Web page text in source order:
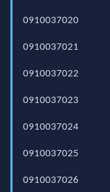
0910037020
0910037021
0910037022
0910037023
0910037024
0910037025
0910037026